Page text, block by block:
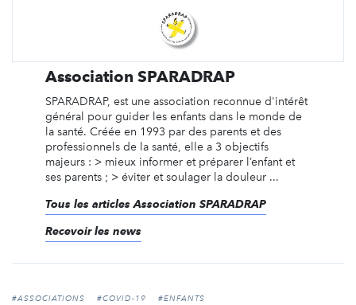
Association SPARADRAP
SPARADRAP, est une association reconnue d'intérêt
général pour guider les enfants dans le monde de
la santé. Créée en 1993 par des parents et des
professionnels de la santé, elle a 3 objectifs
majeurs : > mieux informer et préparer l’enfant et
ses parents ; > éviter et soulager la douleur ...
Tous les articles Association SPARADRAP
Recevoir les news
#ASSOCIATIONS #COVID-19 #ENFANTS